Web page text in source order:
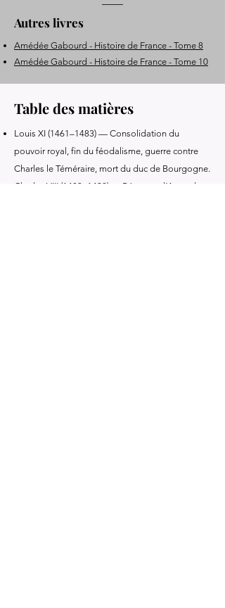
Autres livres
Amédée Gabourd - Histoire de France - Tome 8
Amédée Gabourd - Histoire de France - Tome 10
Table des matières
Louis XI (1461–1483) — Consolidation du
pouvoir royal, fin du féodalisme, guerre contre
Charles le Téméraire, mort du duc de Bourgogne.
Charles VIII (1483–1498) — Régence d’Anne de